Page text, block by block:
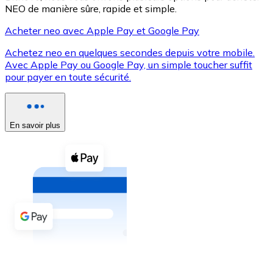
XRP
XRP
Voir toutes
Coupons crypto
Achetez des cryptomonnaies en espèces et d'autres
Acheter avec espèces
Virement SEPA
NEO de manière sûre, rapide et simple.
Acheter neo avec Apple Pay et Google Pay
Achetez neo en quelques secondes depuis votre mobile.
Avec Apple Pay ou Google Pay, un simple toucher suffit
pour payer en toute sécurité.
En savoir plus